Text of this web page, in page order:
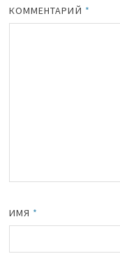
КОММЕНТАРИЙ *
ИМЯ *